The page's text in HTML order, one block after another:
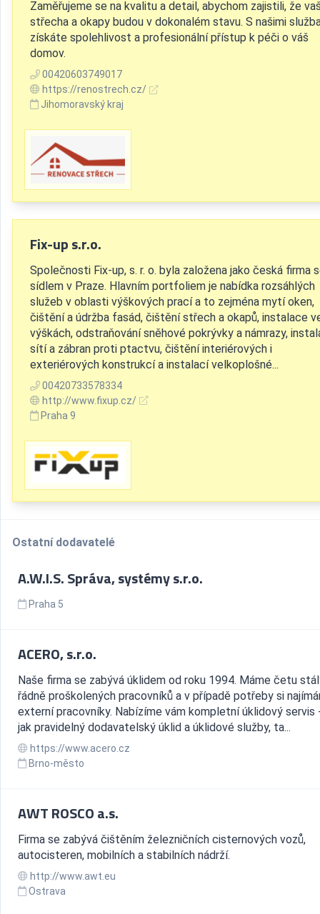
Zaměřujeme se na kvalitu a detail, abychom zajistili, že
střecha a okapy budou v dokonalém stavu. S našimi
získáte spolehlivost a profesionální přístup k péči o váš
domov.
00420603749017
https://renostrech.cz/
Jihomoravský kraj
Fix-up s.r.o.
Společnosti Fix-up, s. r. o. byla založena jako česká firma
sídlem v Praze. Hlavním portfoliem je nabídka rozsáhlých
služeb v oblasti výškových prací a to zejména mytí oken,
čištění a údržba fasád, čištění střech a okapů, instalace
výškách, odstraňování sněhové pokrývky a námrazy,
sítí a zábran proti ptactvu, čištění interiérových i
exteriérových konstrukcí a instalací velkoplošné...
00420733578334
http://www.fixup.cz/
Praha 9
Ostatní dodavatelé
A.W.I.S. Správa, systémy s.r.o.
Praha 5
ACERO, s.r.o.
Naše firma se zabývá úklidem od roku 1994. Máme četu
řádně proškolených pracovníků a v případě potřeby si
externí pracovníky. Nabízíme vám kompletní úklidový servis
jak pravidelný dodavatelský úklid a úklidové služby, ta...
https://www.acero.cz
Brno-město
AWT ROSCO a.s.
Firma se zabývá čištěním železničních cisternových vozů,
autocisteren, mobilních a stabilních nádrží.
http://www.awt.eu
Ostrava